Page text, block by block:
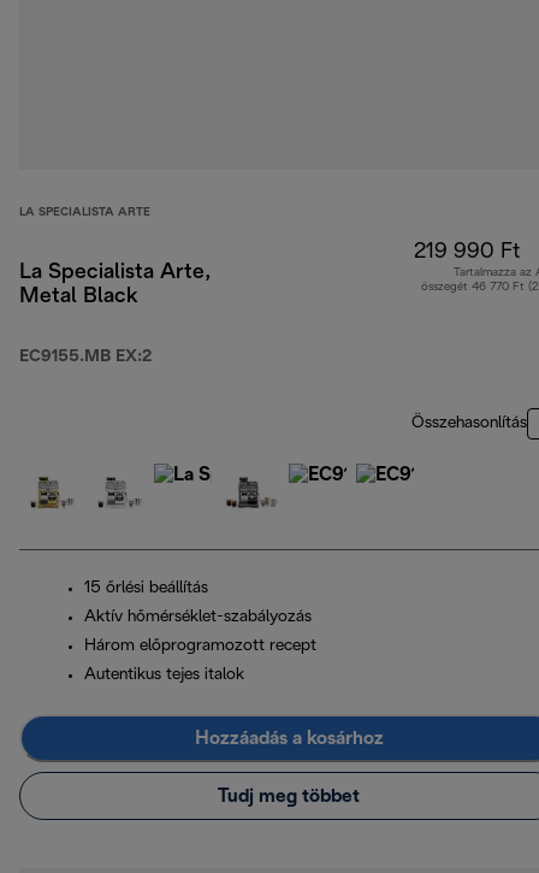
LA SPECIALISTA ARTE
La Specialista Arte,
Metal Black
EC9155.MB EX:2
219 990 Ft
Tartalmazza az
összegét 46 770 Ft
Összehasonlítás
15 őrlési beállítás
Aktív hőmérséklet-szabályozás
Három előprogramozott recept
Autentikus tejes italok
Hozzáadás a kosárhoz
Tudj meg többet